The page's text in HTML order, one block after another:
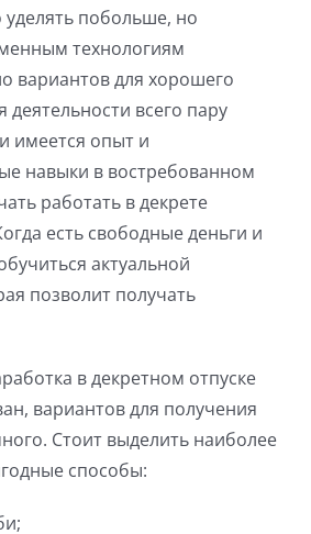
побольше, но
технологиям
вариантов для хорошего
деятельности всего пару
имеется опыт и
навыки в востребованном
работать в декрете
есть свободные деньги и
актуальной
позволит получать
в декретном отпуске
вариантов для получения
Стоит выделить наиболее
способы: